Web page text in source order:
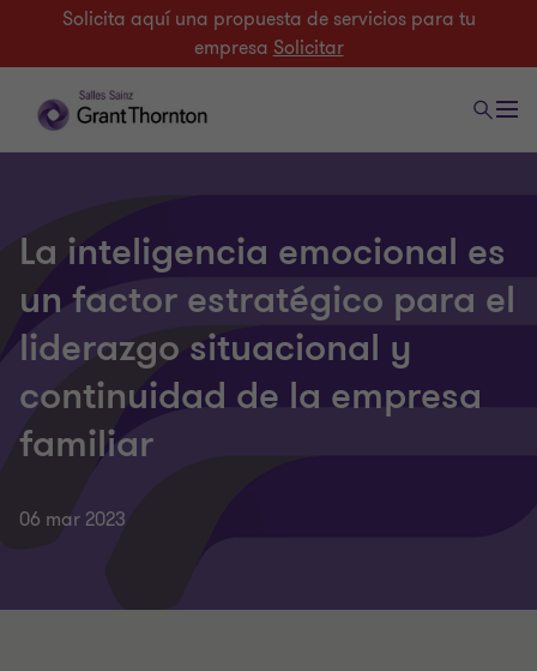
Solicita aquí una propuesta de servicios para tu
empresa Solicitar
La inteligencia emocional es
un factor estratégico para el
liderazgo situacional y
continuidad de la empresa
familiar
06 mar 2023